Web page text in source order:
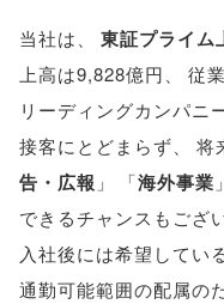
当社は、 東証プライム
上高は9,828億円、 従
リーディングカンパニ
接客にとどまらず、 将
告・広報 」 「海外事業 」
できるチャンスもござ
入社後には希望してい
通勤可能範囲の配属の